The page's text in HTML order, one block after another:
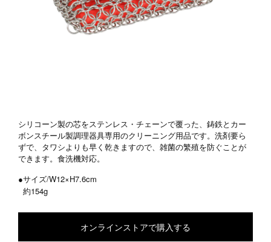
シリコーン製の芯をステンレス・チェーンで覆った、鋳鉄とカー
ボンスチール製調理器具専用のクリーニング用品です。洗剤要ら
ずで、タワシよりも早く乾きますので、雑菌の繁殖を防ぐことが
できます。食洗機対応。
●サイズ/W12×H7.6cm
約154g
オンラインストアで購入する